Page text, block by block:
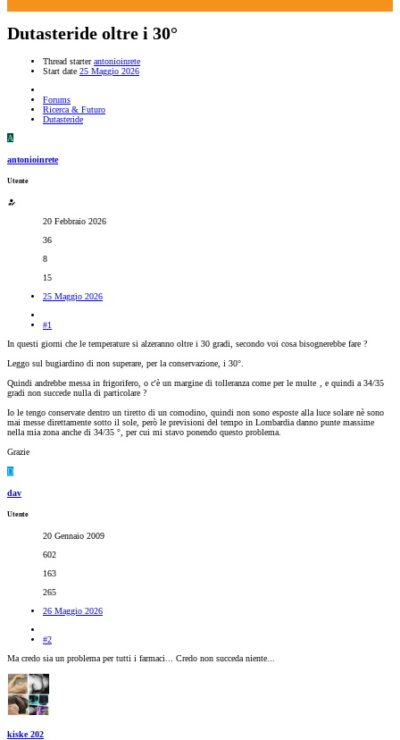
Dutasteride oltre i 30°
Thread starter antonioinrete
Start date 25 Maggio 2026
Forums
Ricerca & Futuro
Dutasteride
A
antonioinrete
Utente
20 Febbraio 2026
36
8
15
25 Maggio 2026
#1
In questi giorni che le temperature si alzeranno oltre i 30 gradi, secondo voi cosa bisognerebbe fare ?
Leggo sul bugiardino di non superare, per la conservazione, i 30°.
Quindi andrebbe messa in frigorifero, o c'è un margine di tolleranza come per le multe
, e quindi a 34/35
gradi non succede nulla di particolare ?
Io le tengo conservate dentro un tiretto di un comodino, quindi non sono esposte alla luce solare nè sono
mai messe direttamente sotto il sole, però le previsioni del tempo in Lombardia danno punte massime
nella mia zona anche di 34/35 °, per cui mi stavo ponendo questo problema.
Grazie
D
dav
Utente
20 Gennaio 2009
602
163
265
26 Maggio 2026
#2
Ma credo sia un problema per tutti i farmaci... Credo non succeda niente...
kiske 202